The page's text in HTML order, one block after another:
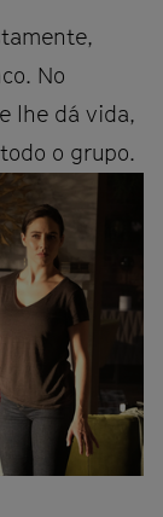
No
lhe dá vida,
o grupo.